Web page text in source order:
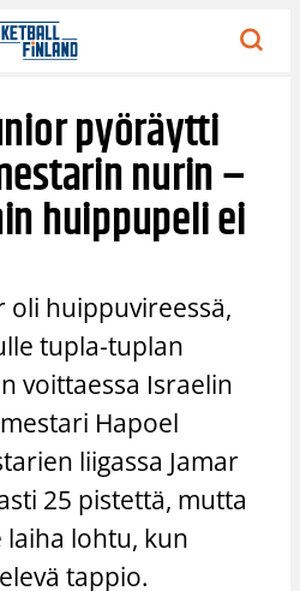
pyöräytti
nurin –
huippupeli ei
oli huippuvireessä,
tupla-tuplan
voittaessa Israelin
Hapoel
liigassa Jamar
25 pistettä, mutta
lohtu, kun
tappio.